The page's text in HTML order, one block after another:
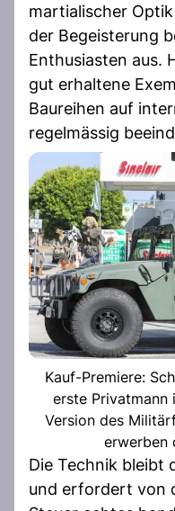
martialischer
der Begeisterung
Enthusiasten aus.
gut erhaltene
Baureihen auf
regelmässig
Kauf-Premiere:
erste Privatmann
Version des
erwerben
Die Technik bleibt
und erfordert von